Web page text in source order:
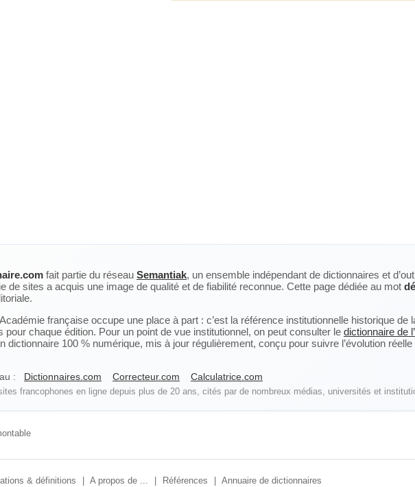
fait partie du réseau Semantiak, un ensemble indépendant de dictionnaires et
de sites a acquis une image de qualité et de fiabilité reconnue. Cette page dédiée au mot
française occupe une place à part : c’est la référence institutionnelle historique
pour chaque édition. Pour un point de vue institutionnel, on peut consulter le dictionnaire de
dictionnaire 100 % numérique, mis à jour régulièrement, conçu pour suivre l’évolution
: Dictionnaires.com Correcteur.com Calculatrice.com
francophones en ligne depuis plus de 20 ans, cités par de nombreux médias, universités et
& définitions A propos de ... Références Annuaire de dictionnaires